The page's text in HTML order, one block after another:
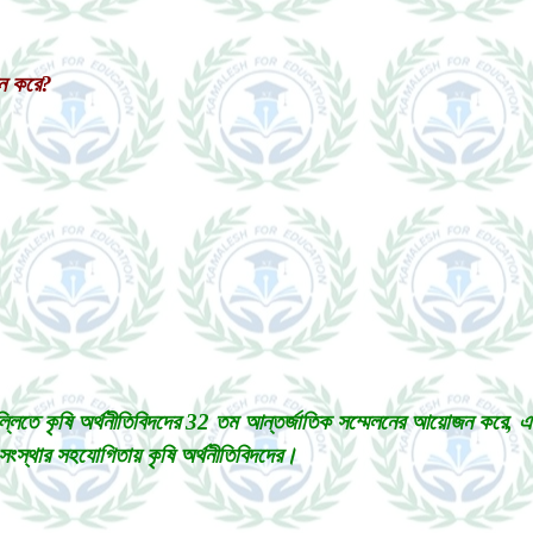
করে?
কৃষি অর্থনীতিবিদদের 32 তম আন্তর্জাতিক সম্মেলনের আয়োজন
সহযোগিতায় কৃষি অর্থনীতিবিদদের।